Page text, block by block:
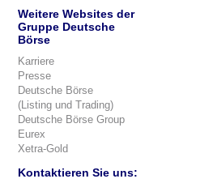
Weitere Websites der
Gruppe Deutsche
Börse
Karriere
Presse
Deutsche Börse
(Listing und Trading)
Deutsche Börse Group
Eurex
Xetra-Gold
Kontaktieren Sie uns: